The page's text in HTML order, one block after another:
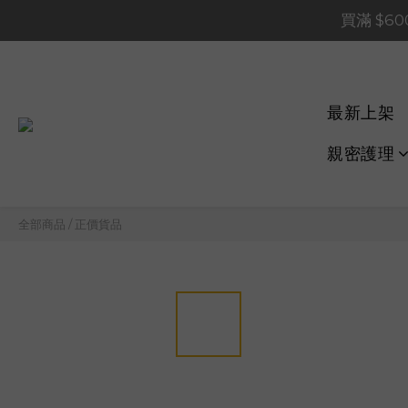
買滿
買滿
買滿
最新上架
親密護理
全部商品 / 正價貨品